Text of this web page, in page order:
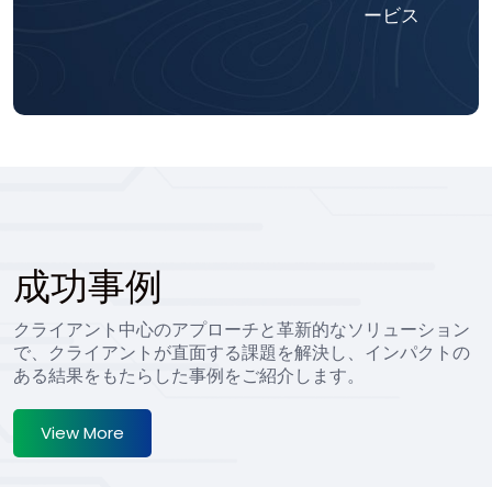
ービス
成功事例
クライアント中心のアプローチと革新的なソリューション
で、クライアントが直面する課題を解決し、インパクトの
ある結果をもたらした事例をご紹介します。
View More